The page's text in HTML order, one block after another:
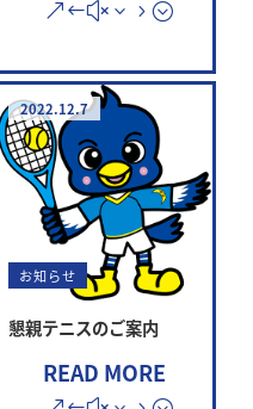
2022.12.7
お知らせ
懇親テニスのご案内
READ MORE